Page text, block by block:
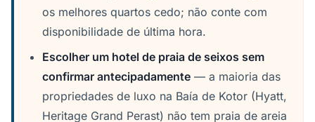
os melhores quartos cedo; não conte com
disponibilidade de última hora.
Escolher um hotel de praia de seixos sem
confirmar antecipadamente — a maioria das
propriedades de luxo na Baía de Kotor (Hyatt,
Heritage Grand Perast) não tem praia de areia